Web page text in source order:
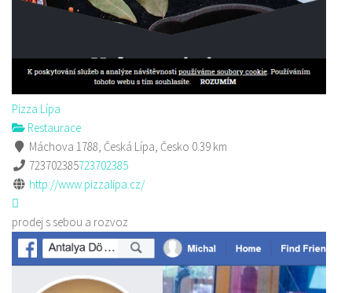
Pizza Lípa
Restaurace
Máchova 1788, Česká Lípa, Česko 0.39 km
723702385723702385
http://www.pizzalipa.cz/
prodej s sebou a rozvoz